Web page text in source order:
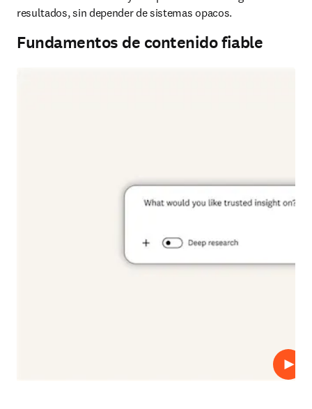
resultados, sin depender de sistemas opacos.
Fundamentos de contenido fiable